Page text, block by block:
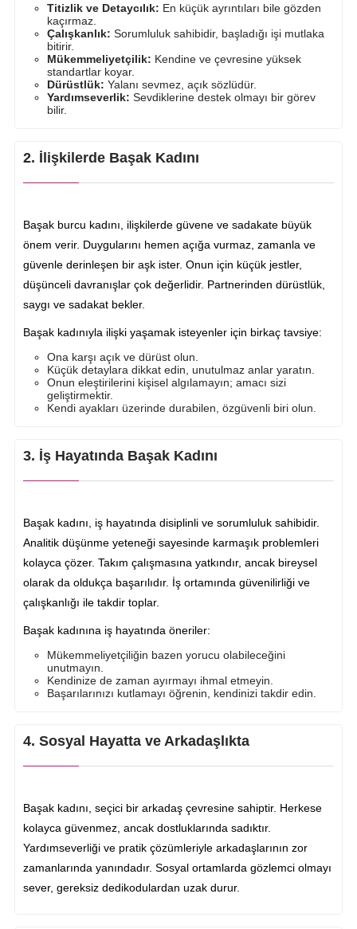
Titizlik ve Detaycılık: En küçük ayrıntıları bile gözden
kaçırmaz.
Çalışkanlık: Sorumluluk sahibidir, başladığı işi mutlaka
bitirir.
Mükemmeliyetçilik: Kendine ve çevresine yüksek
standartlar koyar.
Dürüstlük: Yalanı sevmez, açık sözlüdür.
Yardımseverlik: Sevdiklerine destek olmayı bir görev
bilir.
2. İlişkilerde Başak Kadını
Başak burcu kadını, ilişkilerde güvene ve sadakate büyük
önem verir. Duygularını hemen açığa vurmaz, zamanla ve
güvenle derinleşen bir aşk ister. Onun için küçük jestler,
düşünceli davranışlar çok değerlidir. Partnerinden dürüstlük,
saygı ve sadakat bekler.
Başak kadınıyla ilişki yaşamak isteyenler için birkaç tavsiye:
Ona karşı açık ve dürüst olun.
Küçük detaylara dikkat edin, unutulmaz anlar yaratın.
Onun eleştirilerini kişisel algılamayın; amacı sizi
geliştirmektir.
Kendi ayakları üzerinde durabilen, özgüvenli biri olun.
3. İş Hayatında Başak Kadını
Başak kadını, iş hayatında disiplinli ve sorumluluk sahibidir.
Analitik düşünme yeteneği sayesinde karmaşık problemleri
kolayca çözer. Takım çalışmasına yatkındır, ancak bireysel
olarak da oldukça başarılıdır. İş ortamında güvenilirliği ve
çalışkanlığı ile takdir toplar.
Başak kadınına iş hayatında öneriler:
Mükemmeliyetçiliğin bazen yorucu olabileceğini
unutmayın.
Kendinize de zaman ayırmayı ihmal etmeyin.
Başarılarınızı kutlamayı öğrenin, kendinizi takdir edin.
4. Sosyal Hayatta ve Arkadaşlıkta
Başak kadını, seçici bir arkadaş çevresine sahiptir. Herkese
kolayca güvenmez, ancak dostluklarında sadıktır.
Yardımseverliği ve pratik çözümleriyle arkadaşlarının zor
zamanlarında yanındadır. Sosyal ortamlarda gözlemci olmayı
sever, gereksiz dedikodulardan uzak durur.